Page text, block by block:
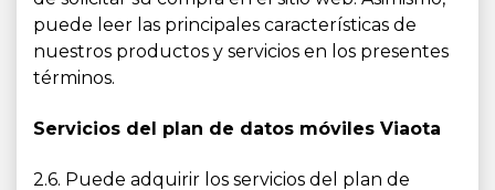
puede leer las principales características de
nuestros productos y servicios en los presentes
términos.
Servicios del plan de datos móviles Viaota
2.6. Puede adquirir los servicios del plan de